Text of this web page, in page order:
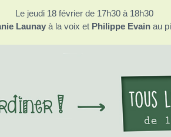
Le jeudi 18 février de 17h30 à 18h30
Launay à la voix et Philippe Evain au